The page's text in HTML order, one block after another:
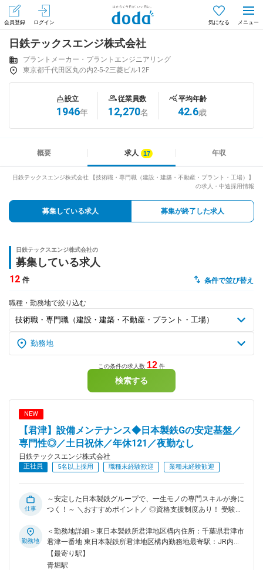
会員登録 ログイン 気になる
会員登録（無料）
はじめてdodaをご利用される方へ
求人を紹介してもらう
イベント
専門サイト
dodaチャットサポート
自動案内は24時間365日対応
転職の「モヤモヤ」、一人で悩まず
気軽に相談してみませんか？
dodaの使い方は？
ヘルプ サイトマップ
日鉄テックスエンジ株式会社
プラントメーカー・プラントエンジニアリング
東京都千代田区丸の内2-5-2三菱ビル12F
設立
1946年
従業員数
12,270名
平均年齢
42.6歳
概要 求人 年収
日鉄テックスエンジ株式会社 【技術職・専門職（建設・建築・不動産・プラント・工場）】
の求人・中途採用情報
募集している求人 募集が終了した求人
日鉄テックスエンジ株式会社の
募集している求人
12 件 条件で並び替え
職種・勤務地で絞り込む
この条件の求人数 12 件
検索する
NEW
【君津】設備メンテナンス◆日本製鉄Gの安定基盤／
専門性◎／土日祝休／年休121／夜勤なし
日鉄テックスエンジ株式会社
正社員 5名以上採用 職種未経験歓迎 業種未経験歓迎
仕事
～安定した日本製鉄グループで、一生モノの専門スキルが身に
つく！～ ＼おすすめポイント／ ◎資格支援制度あり！ 受験費
あります。第一種電気工事士をはじめとし、他国家資格取得を
目指せる環境が整っています。 ◎日本製鉄Gという安定性 日本
製鉄グループの総合エンジニアリング会社のため、景気に左右
されにくく、長く安心して働ける環境です。 ◎働き方 年間休
勤務地
＜勤務地詳細＞東日本製鉄所君津地区構内住所：千葉県君津市
君津一番地 東日本製鉄所君津地区構内勤務地最寄駅：JR内房
線／君津駅受動喫煙対策：屋内喫煙可能場所あり変更の範囲：
本文参照
【最寄り駅】
青堀駅